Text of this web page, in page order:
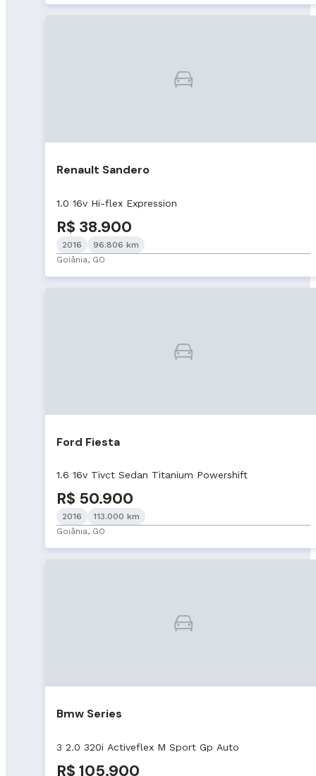
Renault Sandero
1.0 16v Hi-flex Expression
R$ 38.900
2016
96.806 km
Goiânia, GO
Ford Fiesta
1.6 16v Tivct Sedan Titanium Powershift
R$ 50.900
2016
113.000 km
Goiânia, GO
Bmw Series
3 2.0 320i Activeflex M Sport Gp Auto
R$ 105.900